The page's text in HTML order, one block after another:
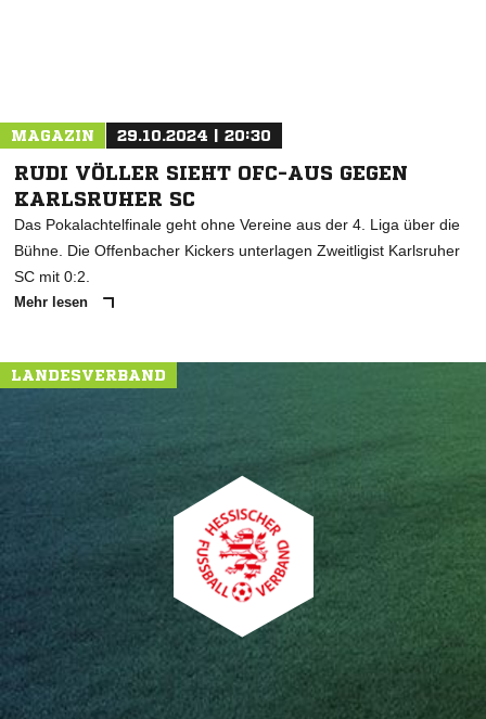
MAGAZIN 29.10.2024 | 20:30
RUDI VÖLLER SIEHT OFC-AUS GEGEN
KARLSRUHER SC
Das Pokalachtelfinale geht ohne Vereine aus der 4. Liga über die
Bühne. Die Offenbacher Kickers unterlagen Zweitligist Karlsruher
SC mit 0:2.
Mehr lesen
LANDESVERBAND